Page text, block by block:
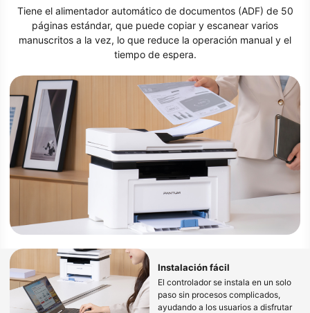
Tiene el alimentador automático de documentos (ADF) de 50
páginas estándar, que puede copiar y escanear varios
manuscritos a la vez, lo que reduce la operación manual y el
tiempo de espera.
Instalación fácil
El controlador se instala en un solo
paso sin procesos complicados,
ayudando a los usuarios a disfrutar